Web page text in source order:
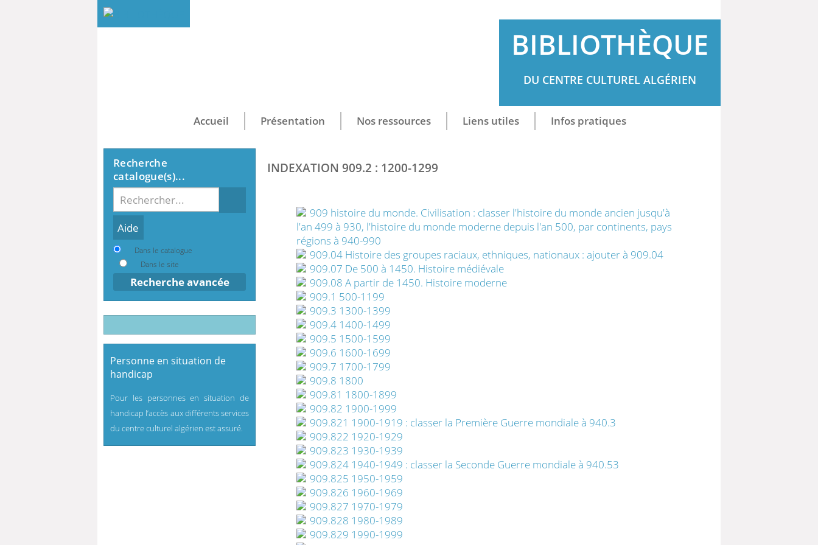
BIBLIOTHÈQUE
DU CENTRE CULTUREL ALGÉRIEN
Accueil Présentation Nos ressources Liens utiles Infos pratiques
INDEXATION 909.2 : 1200-1299
909 histoire du monde. Civilisation : classer l'histoire du monde ancien jusqu'à
l'an 499 à 930, l'histoire du monde moderne depuis l'an 500, par continents, pays
régions à 940-990
909.04 Histoire des groupes raciaux, ethniques, nationaux : ajouter à 909.04
909.07 De 500 à 1450. Histoire médiévale
909.08 A partir de 1450. Histoire moderne
909.1 500-1199
909.3 1300-1399
909.4 1400-1499
909.5 1500-1599
909.6 1600-1699
909.7 1700-1799
909.8 1800
909.81 1800-1899
909.82 1900-1999
909.821 1900-1919 : classer la Première Guerre mondiale à 940.3
909.822 1920-1929
909.823 1930-1939
909.824 1940-1949 : classer la Seconde Guerre mondiale à 940.53
909.825 1950-1959
909.826 1960-1969
909.827 1970-1979
909.828 1980-1989
909.829 1990-1999
Recherche
catalogue(s)...
Dans le catalogue
Dans le site
Recherche avancée
Personne en situation de
handicap
Pour les personnes en situation de
handicap l’accès aux différents services
du centre culturel algérien est assuré.